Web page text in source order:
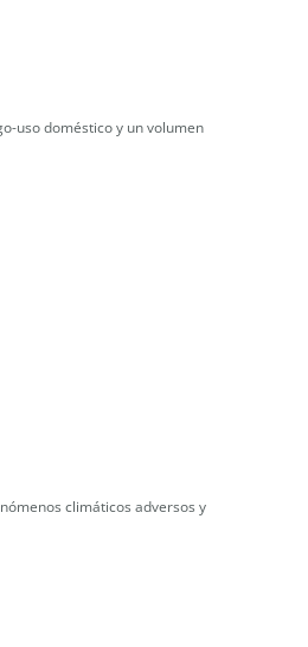
uso doméstico y un volumen
climáticos adversos y